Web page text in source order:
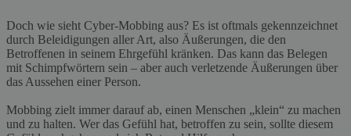
Doch wie sieht Cyber-Mobbing aus? Es ist oftmals gekennzeichnet
durch Beleidigungen aller Art, also Äußerungen, die den
Betroffenen in seinem Ehrgefühl kränken. Das kann das Belegen
mit Schimpfwörtern sein – aber auch verletzende Äußerungen über
das Aussehen einer Person.
Mobbing zielt immer darauf ab, einen Menschen „klein“ zu machen
und zu halten. Wer das Gefühl hat, betroffen zu sein, sollte diesem